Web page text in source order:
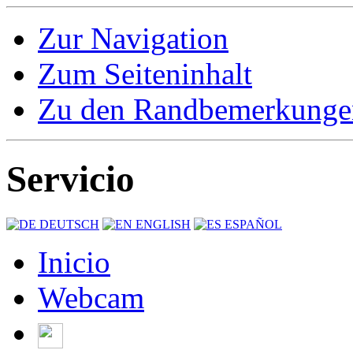
Zur Navigation
Zum Seiteninhalt
Zu den
Servicio
DEUTSCH ENGLISH ESPAÑOL
Inicio
Webcam